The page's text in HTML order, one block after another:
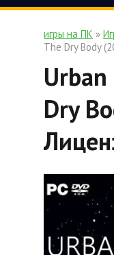
игры на ПК »
The Dry Body
Dry